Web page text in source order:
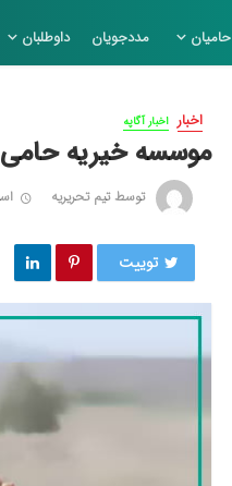
حامیان مددجویان داوطلبان
اخبار اخبار آگاپه
موسسه خیریه
توسطتیم تحریریه
توییت